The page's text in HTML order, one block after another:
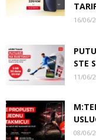
16/06/
STE
11/06/
08/06/